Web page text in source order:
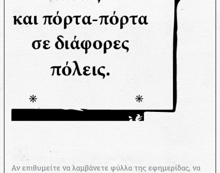
Αν επιθυμείτε να λαμβάνετε φύλλα της εφημερίδας, να